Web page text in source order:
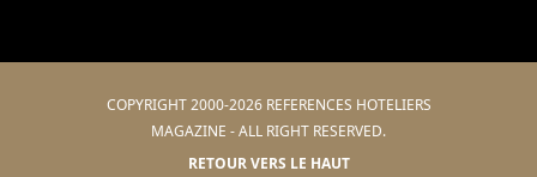
COPYRIGHT 2000-2026 REFERENCES HOTELIERS
MAGAZINE - ALL RIGHT RESERVED.
RETOUR VERS LE HAUT